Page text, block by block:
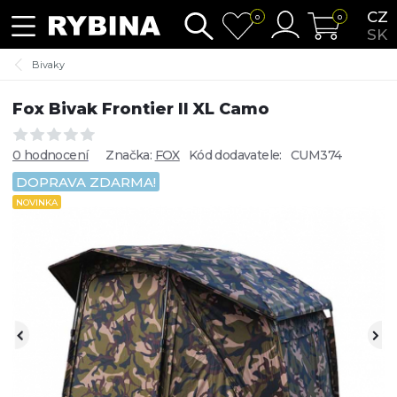
CZ
SK
0 0
Bivaky
Fox Bivak Frontier II XL Camo
0 hodnocení Značka: FOX Kód dodavatele:CUM374
DOPRAVA ZDARMA!
NOVINKA